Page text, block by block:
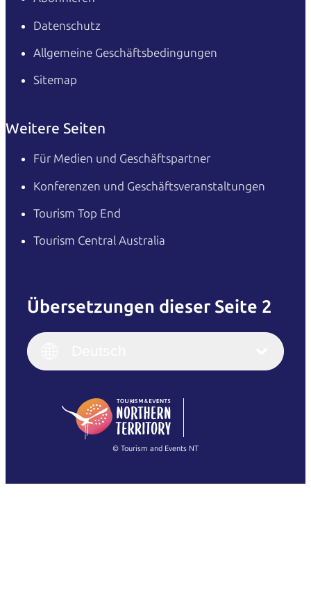
Datenschutz
Allgemeine Geschäftsbedingungen
Sitemap
Weitere Seiten
Für Medien und Geschäftspartner
Konferenzen und Geschäftsveranstaltungen
Tourism Top End
Tourism Central Australia
Übersetzungen dieser Seite 2
English
(Singapore)
Italiano
繁體中文
© Tourism and Events NT